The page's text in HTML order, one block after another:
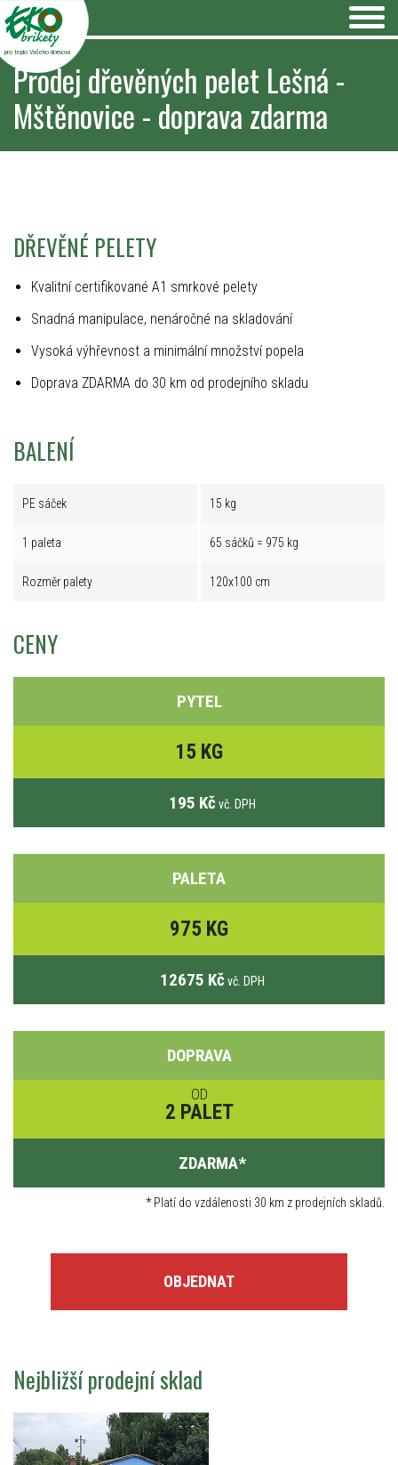
pro teplo Vašeho domova
Prodej dřevěných pelet Lešná -
Mštěnovice - doprava zdarma
DŘEVĚNÉ PELETY
Kvalitní certifikované A1 smrkové pelety
Snadná manipulace, nenáročné na skladování
Vysoká výhřevnost a minimální množství popela
Doprava ZDARMA do 30 km od prodejního skladu
BALENÍ
PE sáček 15 kg
1 paleta 65 sáčků = 975 kg
Rozměr palety 120x100 cm
CENY
PYTEL
15 KG
195 Kč vč. DPH
PALETA
975 KG
12675 Kč vč. DPH
DOPRAVA
OD
2 PALET
ZDARMA*
*Platí do vzdálenosti 30 km z prodejních skladů.
OBJEDNAT
Nejbližší prodejní sklad